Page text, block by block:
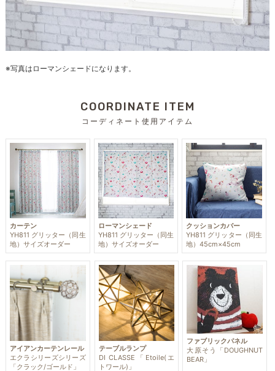
※写真はローマンシェードになります。
COORDINATE ITEM
コーディネート使用アイテム
カーテン
YH811 グリッター（同生
地）サイズオーダー
ローマンシェード
YH811 グリッター（同生
地）サイズオーダー
クッションカバー
YH811 グリッター（同生
地）45cm×45cm
アイアンカーテンレール
エクラシリーズシリーズ
「クラック/ゴールド」
テーブルランプ
DI CLASSE「Etoile(エ
トワール)」
ファブリックパネル
大原そう「DOUGHNUT
BEAR」